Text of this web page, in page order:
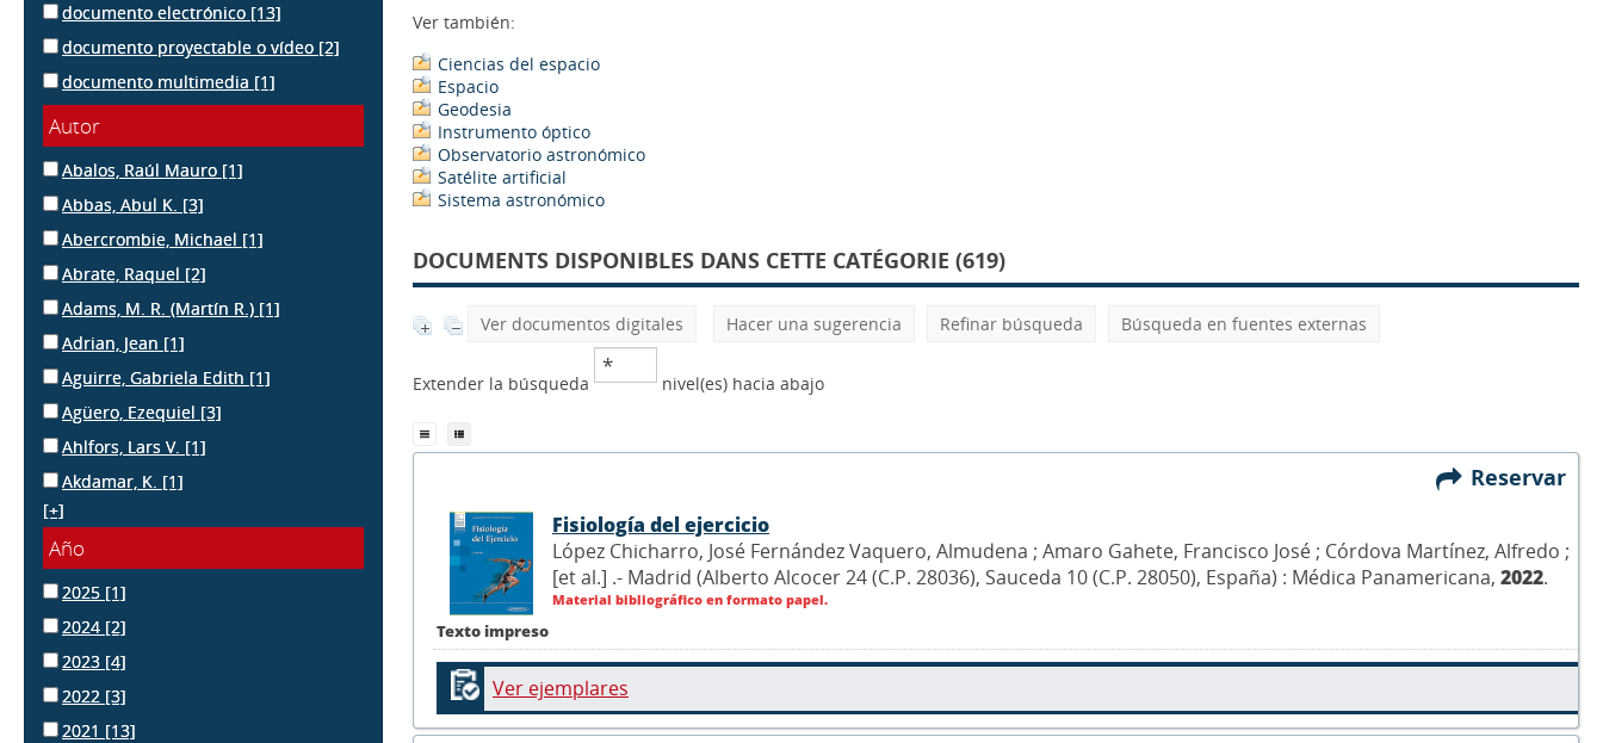
documento electrónico [13]
documento proyectable o vídeo [2]
documento multimedia [1]
Autor
Abalos, Raúl Mauro [1]
Abbas, Abul K. [3]
Abercrombie, Michael [1]
Abrate, Raquel [2]
Adams, M. R. (Martín R.) [1]
Adrian, Jean [1]
Aguirre, Gabriela Edith [1]
Agüero, Ezequiel [3]
Ahlfors, Lars V. [1]
Akdamar, K. [1]
[+]
Año
2025 [1]
2024 [2]
2023 [4]
2022 [3]
2021 [13]
Ver también:
Ciencias del espacio
Espacio
Geodesia
Instrumento óptico
Observatorio astronómico
Satélite artificial
Sistema astronómico
DOCUMENTS DISPONIBLES DANS CETTE CATÉGORIE (619)
Ver documentos digitales Hacer una sugerencia Refinar búsqueda Búsqueda en fuentes externas
Extender la búsqueda nivel(es) hacia abajo
Reservar
Texto impreso
Fisiología del ejercicio
López Chicharro, José Fernández Vaquero, Almudena ; Amaro Gahete, Francisco José ; Córdova Martínez, Alfredo ;
[et al.] .- Madrid (Alberto Alcocer 24 (C.P. 28036), Sauceda 10 (C.P. 28050), España) : Médica Panamericana, 2022.
Material bibliográfico en formato papel.
Ver ejemplares